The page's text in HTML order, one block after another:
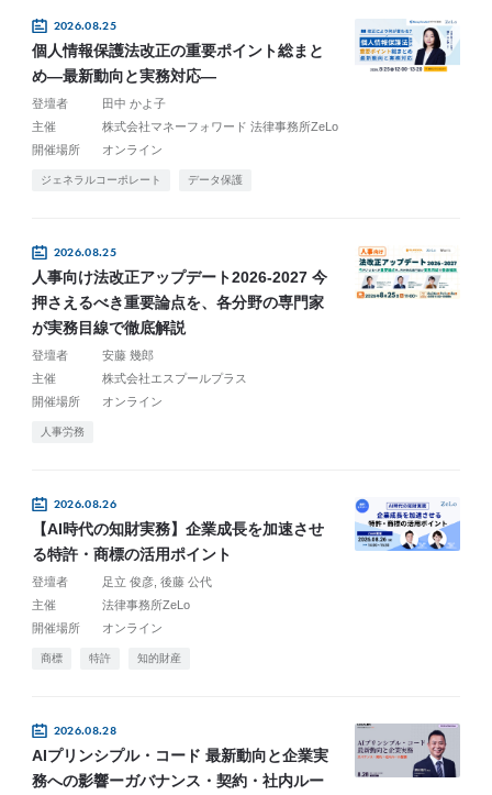
2026.08.25
個人情報保護法改正の重要ポイント総まと
め―最新動向と実務対応―
登壇者
田中 かよ子
主催
株式会社マネーフォワード 法律事務所ZeLo
開催場所
オンライン
ジェネラルコーポレート データ保護
2026.08.25
人事向け法改正アップデート2026-2027 今
押さえるべき重要論点を、各分野の専門家
が実務目線で徹底解説
登壇者
安藤 幾郎
主催
株式会社エスプールプラス
開催場所
オンライン
人事労務
2026.08.26
【AI時代の知財実務】企業成長を加速させ
る特許・商標の活用ポイント
登壇者 足立 俊彦 後藤 公代
主催
法律事務所ZeLo
開催場所
オンライン
商標 特許 知的財産
2026.08.28
AIプリンシプル・コード 最新動向と企業実
務への影響ーガバナンス・契約・社内ルー